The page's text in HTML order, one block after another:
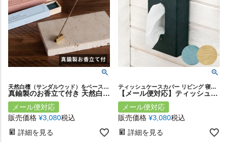
天然白檀（サンダルウッド）をベースに厳選した香料を調合したスティックタイプのお香
真鍮製のお香立て付き 天然白檀をベースに原料を調合した上質なお香[94884]
メール便対応
販売価格 ¥3,080税込
詳細を見る
ティッシュケースカバー リビング 寝室 洗面 吊り下げ たためる
【メール便対応】ティッシュケース ティッシュボックス 折り畳み W 26 × D 14 × H 7.7 cm ベージュ デニム ブルー ネイビー [90398]【 ティッシュ ボックス カバー ケース 折り畳み式 コンパクト ループ付き おしゃれ シンプル カジュアル 西海岸 ダルトン DULTON】
メール便対応
販売価格 ¥3,080税込
詳細を見る